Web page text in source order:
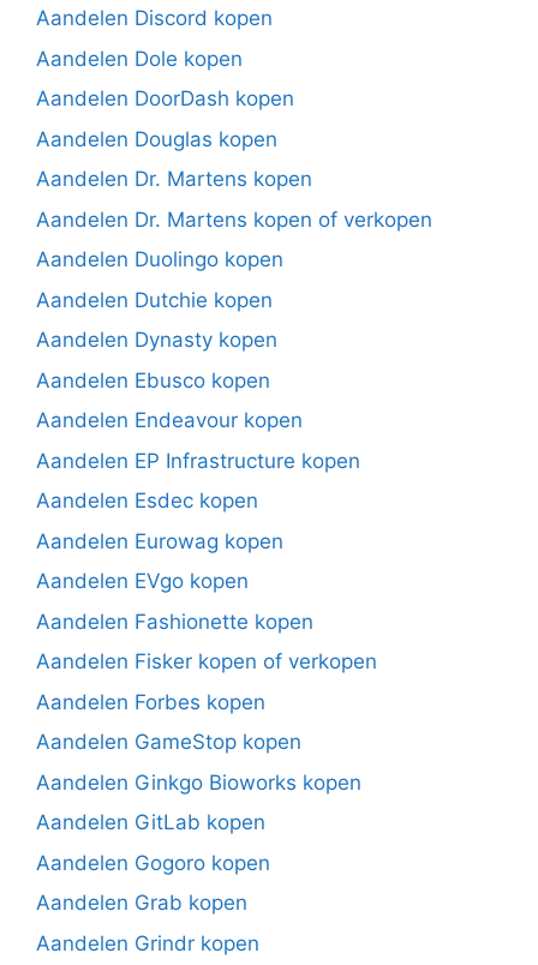
Aandelen Discord kopen
Aandelen Dole kopen
Aandelen DoorDash kopen
Aandelen Douglas kopen
Aandelen Dr. Martens kopen
Aandelen Dr. Martens kopen of verkopen
Aandelen Duolingo kopen
Aandelen Dutchie kopen
Aandelen Dynasty kopen
Aandelen Ebusco kopen
Aandelen Endeavour kopen
Aandelen EP Infrastructure kopen
Aandelen Esdec kopen
Aandelen Eurowag kopen
Aandelen EVgo kopen
Aandelen Fashionette kopen
Aandelen Fisker kopen of verkopen
Aandelen Forbes kopen
Aandelen GameStop kopen
Aandelen Ginkgo Bioworks kopen
Aandelen GitLab kopen
Aandelen Gogoro kopen
Aandelen Grab kopen
Aandelen Grindr kopen